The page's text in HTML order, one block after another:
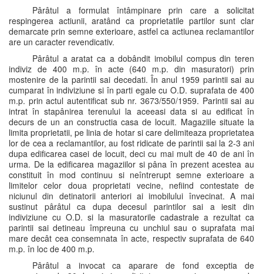
Pârâtul a formulat întâmpinare prin care a solicitat
respingerea actiunii, aratând ca proprietatile partilor sunt clar
demarcate prin semne exterioare, astfel ca actiunea reclamantilor
are un caracter revendicativ.
Pârâtul a aratat ca a dobândit imobilul compus din teren
indiviz de 400 m.p. în acte (640 m.p. din masuratori) prin
mostenire de la parintii sai decedati. În anul 1959 parintii sai au
cumparat în indiviziune si în parti egale cu O.D. suprafata de 400
m.p. prin actul autentificat sub nr. 3673/550/1959. Parintii sai au
intrat în stapânirea terenului la aceeasi data si au edificat în
decurs de un an constructia casa de locuit. Magaziile situate la
limita proprietatii, pe linia de hotar si care delimiteaza proprietatea
lor de cea a reclamantilor, au fost ridicate de parintii sai la 2-3 ani
dupa edificarea casei de locuit, deci cu mai mult de 40 de ani în
urma. De la edificarea magaziilor si pâna în prezent acestea au
constituit în mod continuu si neîntrerupt semne exterioare a
limitelor celor doua proprietati vecine, nefiind contestate de
niciunul din detinatorii anteriori ai imobilului învecinat. A mai
sustinut pârâtul ca dupa decesul parintilor sai a iesit din
indiviziune cu O.D. si la masuratorile cadastrale a rezultat ca
parintii sai detineau împreuna cu unchiul sau o suprafata mai
mare decât cea consemnata în acte, respectiv suprafata de 640
m.p. în loc de 400 m.p.
Pârâtul a invocat ca aparare de fond exceptia de